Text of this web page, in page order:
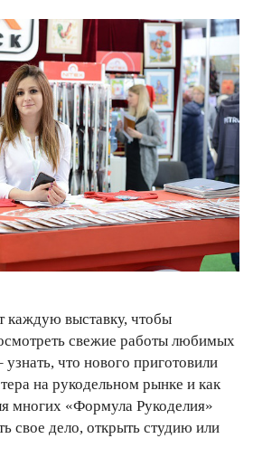
каждую выставку, чтобы
свежие работы любимых
узнать, что нового приготовили
на рукодельном рынке и как
многих «Формула Рукоделия»
свое дело, открыть студию или